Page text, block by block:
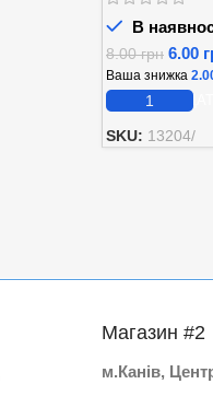
В
8.00грн 6.00
Ваша знижка
SKU: 13204/
Магазин #2
м.Канів,